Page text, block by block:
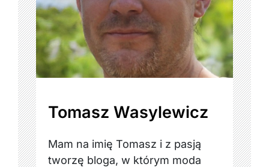
Tomasz Wasylewicz
Mam na imię Tomasz i z pasją
tworzę bloga, w którym moda